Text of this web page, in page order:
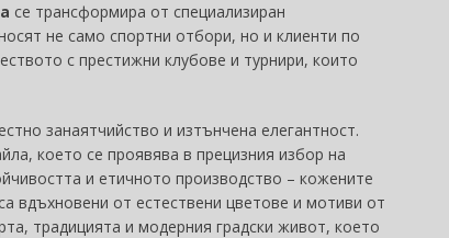
се трансформира от специализиран
не само спортни отбори, но и клиенти по
с престижни клубове и турнири, които
занаятчийство и изтънчена елегантност.
което се проявява в прецизния избор на
и етичното производство – кожените
вдъхновени от естествени цветове и мотиви от
традицията и модерния градски живот, което